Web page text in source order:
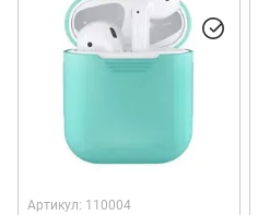
Артикул: 110004